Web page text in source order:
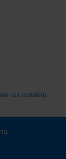
(catalán)